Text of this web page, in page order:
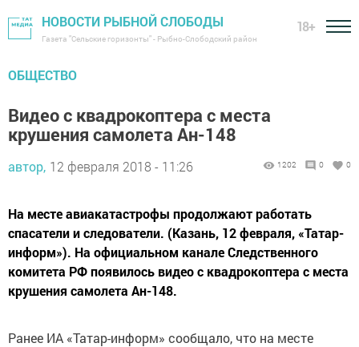
НОВОСТИ РЫБНОЙ СЛОБОДЫ
Газета "Сельские горизонты" - Рыбно-Слободский район
18+
ОБЩЕСТВО
Видео с квадрокоптера с места
крушения самолета Ан-148
автор, 12 февраля 2018 - 11:26 1202 0 0
На месте авиакатастрофы продолжают работать
спасатели и следователи. (Казань, 12 февраля, «Татар-
информ»). На официальном канале Следственного
комитета РФ появилось видео с квадрокоптера с места
крушения самолета Ан-148.
Ранее ИА «Татар-информ» сообщало, что на месте